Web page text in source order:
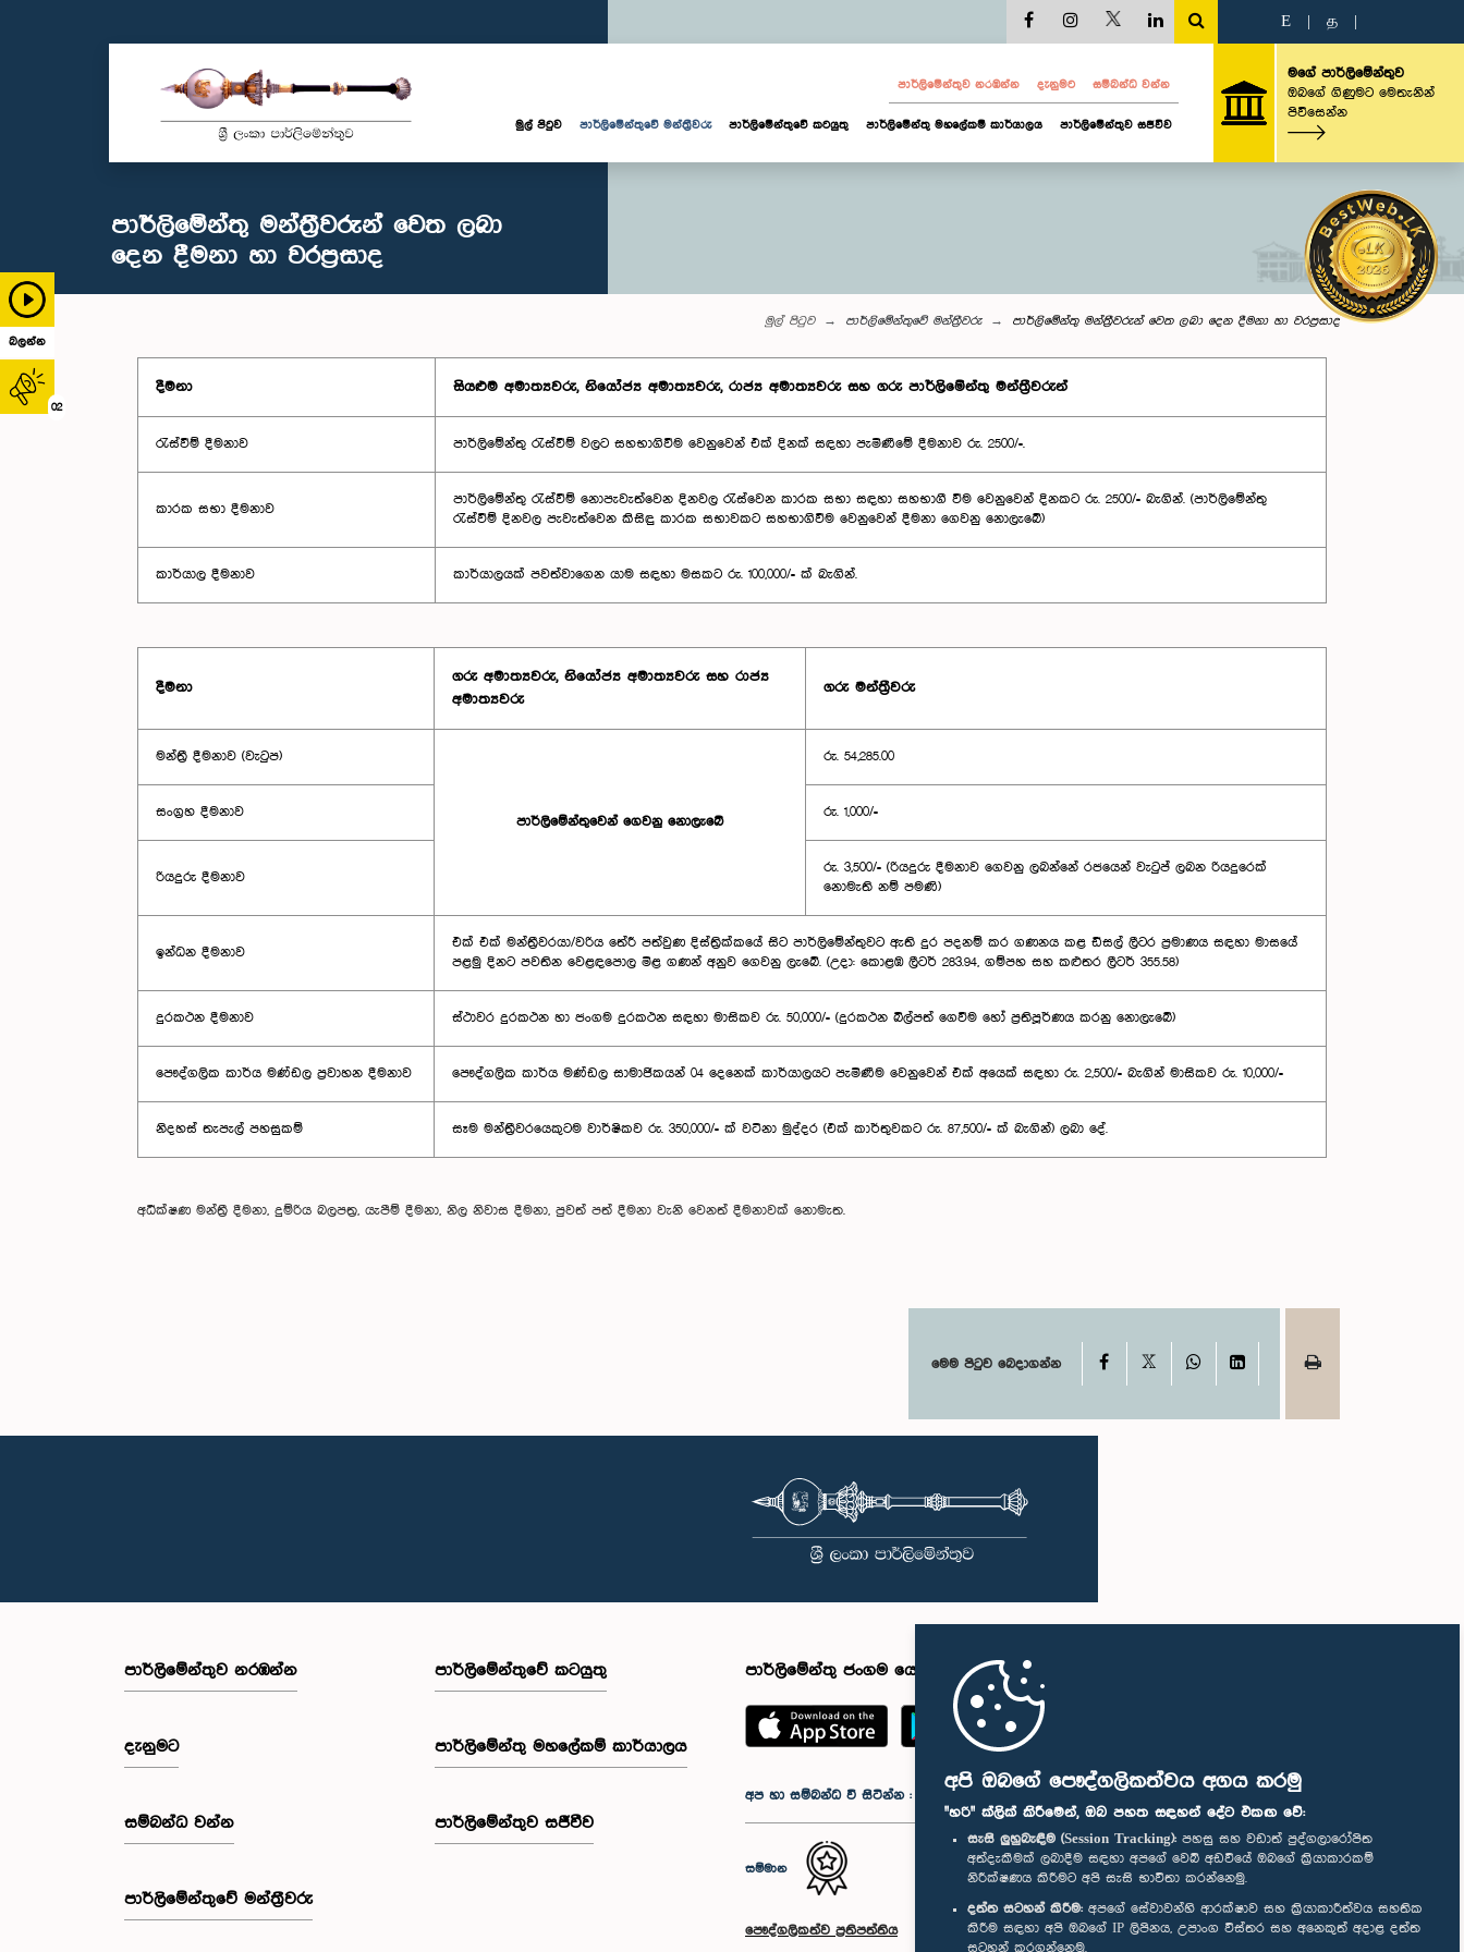
අපි ඔබගේ පෞද්ගලිකත්වය අගය කරමු
"හරි" ක්ලික් කිරීමෙන්, ඔබ පහත සඳහන් දේට එකඟ වේ:
සැසි ලුහුබැඳීම (Session Tracking): පහසු සහ වඩාත් පුද්ගලාරෝපිත
අත්දැකීමක් ලබාදීම සඳහා අපගේ වෙබ් අඩවියේ ඔබගේ ක්‍රියාකාරකම්
නිරීක්ෂණය කිරීමට අපි සැසි භාවිතා කරන්නෙමු.
දත්ත සටහන් කිරීම: අපගේ සේවාවන්හි ආරක්ෂාව සහ ක්‍රියාකාරීත්වය සහතික
කිරීම සඳහා අපි ඔබගේ IP ලිපිනය, උපාංග විස්තර සහ අනෙකුත් අදාළ දත්ත
සටහන් කරගන්නෙමු.
බලන්න
02
E த
පාර්ලි‌මේන්තුව නරඹන්න දැනුමට සම්බන්ධ වන්න
මුල් පිටුව පාර්ලි‌මේන්තුවේ මන්ත්‍රීවරු පාර්ලිමේන්තුවේ කටයුතු පාර්ලිමේන්තු මහලේකම් කාර්යාලය පාර්ලිමේන්තුව සජීවීව
මගේ පාර්ලිමේන්තුව
ඔබගේ ගිණුමට මෙතැනින්
පිවිසෙන්න
පාර්ලිමේන්තු මන්ත්‍රීවරුන් වෙත ලබා
දෙන දීමනා හා වරප්‍රසාද
මුල් පිටුව පාර්ලි‌මේන්තුවේ මන්ත්‍රීවරු පාර්ලිමේන්තු මන්ත්‍රීවරුන් වෙත ලබා දෙන දීමනා හා වරප්‍රසාද
දීමනා සියළුම අමාත්‍යවරු, නියෝජ්‍ය අමාත්‍යවරු, රාජ්‍ය අමාත්‍යවරු සහ ගරු පාර්ලිමේන්තු මන්ත්‍රීවරුන්
රැස්වීම් දීමනාව පාර්ලිමේන්තු රැස්වීම් වලට සහභාගිවීම වෙනුවෙන් එක් දිනක් සඳහා පැමිණීමේ දීමනාව රු. 2500/=.
කාරක සභා දීමනාව
පාර්ලිමේන්තු රැස්වීම් නොපැවැත්වෙන දිනවල රැස්වෙන කාරක සභා සඳහා සහභාගී වීම වෙනුවෙන් දිනකට රු. 2500/= බැගින්. (පාර්ලිමේන්තු
රැස්වීම් දිනවල පැවැත්වෙන කිසිඳු කාරක සභාවකට සහභාගිවීම වෙනුවෙන් දීමනා ගෙවනු නොලැබේ)
කාර්යාල දීමනාව කාර්යාලයක් පවත්වාගෙන යාම සඳහා මසකට රු. 100,000/= ක් බැගින්.
දීමනා
ගරු අමාත්‍යවරු, නියෝජ්‍ය අමාත්‍යවරු සහ රාජ්‍ය
අමාත්‍යවරු
ගරු මන්ත්‍රීවරු
මන්ත්‍රී දීමනාව (වැටුප)
පාර්ලිමේන්තුවෙන් ගෙවනු නොලැබේ
රු. 54,285.00
සංග්‍රහ දීමනාව රු. 1,000/=
රියදුරු දීමනාව
රු. 3,500/= (රියදුරු දීමනාව ගෙවනු ලබන්නේ රජයෙන් වැටුප් ලබන රියදුරෙක්
නොමැති නම් පමණි)
ඉන්ධන දීමනාව
එක් එක් මන්ත්‍රීවරයා/වරිය තේරී පත්වුණ දිස්ත්‍රික්කයේ සිට පාර්ලිමේන්තුවට ඇති දුර පදනම් කර ගණනය කළ ඩීසල් ලීටර ප්‍රමාණය සඳහා මාසයේ
පළමු දිනට පවතින වෙළඳපොල මිළ ගණන් අනුව ගෙවනු ලැබේ. (උදා: කොළඹ ලී‍ටර් 283.94, ගම්පහ සහ කළුතර ලී‍ටර් 355.58)
දුරකථන දීමනාව ස්ථාවර දුරකථන හා ජංගම දුරකථන සඳහා මාසිකව රු. 50,000/= (දුරකථන බිල්පත් ගෙවීම හෝ ප්‍රතිපූර්ණය කරනු නොලැබේ)
පෞද්ගලික කාර්ය මණ්ඩල ප්‍රවාහන දීමනාව පෞද්ගලික කාර්ය මණ්ඩල සාමාජිකයන් 04 දෙනෙක් කාර්යාලයට පැමිණීම වෙනුවෙන් එක් ‍‍අයෙක් සඳහා රු. 2,500/= බැගින් මාසිකව රු. 10,000/=
නිදහස් තැපැල් පහසුකම් සෑම මන්ත්‍රීවරයෙකුටම වාර්ෂිකව රු. 350,000/= ක් වටිනා මුද්දර (එක් කාර්තුවකට රු. 87,500/= ක් බැගින්) ලබා දේ.
අධීක්ෂණ මන්ත්‍රී දීමනා, දුම්රිය බලපත්‍ර, යැපීම් දීමනා, නිල නිවාස දීමනා, පුවත් පත් දීමනා වැනි වෙනත් දීමනාවක් නොමැත.
මෙම පිටුව බෙදාගන්න Facebook WhatsAppLinkedIn
පාර්ලි‌මේන්තුව නරඹන්න
දැනුමට
සම්බන්ධ වන්න
පාර්ලි‌මේන්තුවේ මන්ත්‍රීවරු
පාර්ලිමේන්තුවේ කටයුතු
පාර්ලිමේන්තු මහලේකම් කාර්යාලය
පාර්ලිමේන්තුව සජීවීව
පාර්ලිමේන්තු ජංගම යෙදුම
අප හා සම්බන්ධ වී සිටින්න :
සම්මාන
පෞද්ගලිකත්ව ප්‍රතිපත්තිය